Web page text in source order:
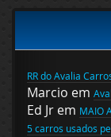
RR do Avalia
Marcio em
Ed Jr em MAIO
5 carros usados